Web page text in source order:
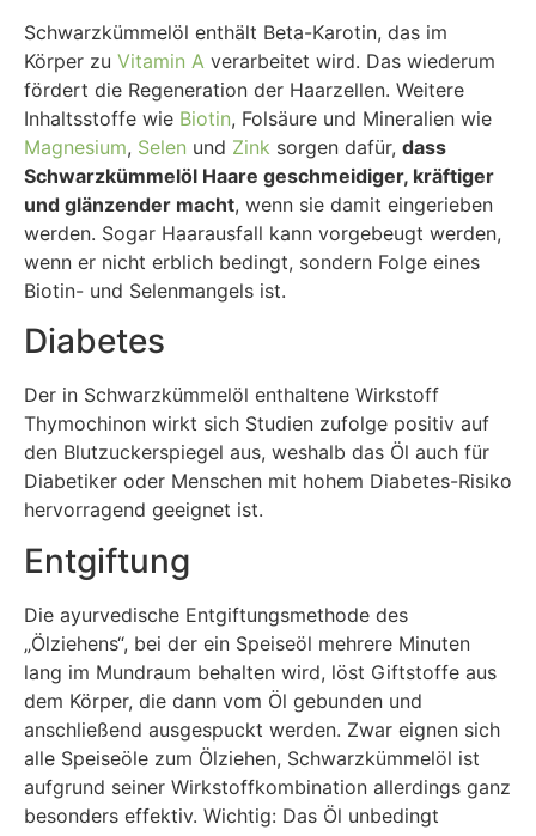
Schwarzkümmelöl enthält Beta-Karotin, das im
Körper zu Vitamin A verarbeitet wird. Das wiederum
fördert die Regeneration der Haarzellen. Weitere
Inhaltsstoffe wie Biotin, Folsäure und Mineralien wie
Magnesium, Selen und Zink sorgen dafür, dass
Schwarzkümmelöl Haare geschmeidiger, kräftiger
und glänzender macht, wenn sie damit eingerieben
werden. Sogar Haarausfall kann vorgebeugt werden,
wenn er nicht erblich bedingt, sondern Folge eines
Biotin- und Selenmangels ist.
Diabetes
Der in Schwarzkümmelöl enthaltene Wirkstoff
Thymochinon wirkt sich Studien zufolge positiv auf
den Blutzuckerspiegel aus, weshalb das Öl auch für
Diabetiker oder Menschen mit hohem Diabetes-Risiko
hervorragend geeignet ist.
Entgiftung
Die ayurvedische Entgiftungsmethode des
„Ölziehens“, bei der ein Speiseöl mehrere Minuten
lang im Mundraum behalten wird, löst Giftstoffe aus
dem Körper, die dann vom Öl gebunden und
anschließend ausgespuckt werden. Zwar eignen sich
alle Speiseöle zum Ölziehen, Schwarzkümmelöl ist
aufgrund seiner Wirkstoffkombination allerdings ganz
besonders effektiv. Wichtig: Das Öl unbedingt